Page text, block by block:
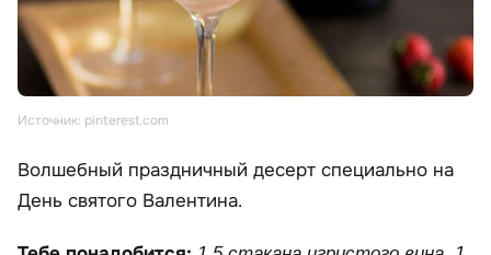
Источник: pinterest.com
Волшебный праздничный десерт специально на
День святого Валентина.